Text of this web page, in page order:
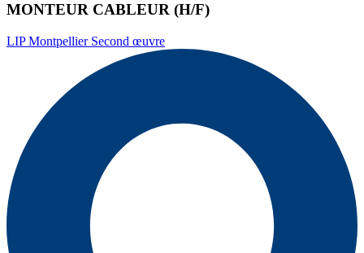
MONTEUR CABLEUR (H/F)
LIP Montpellier Second œuvre